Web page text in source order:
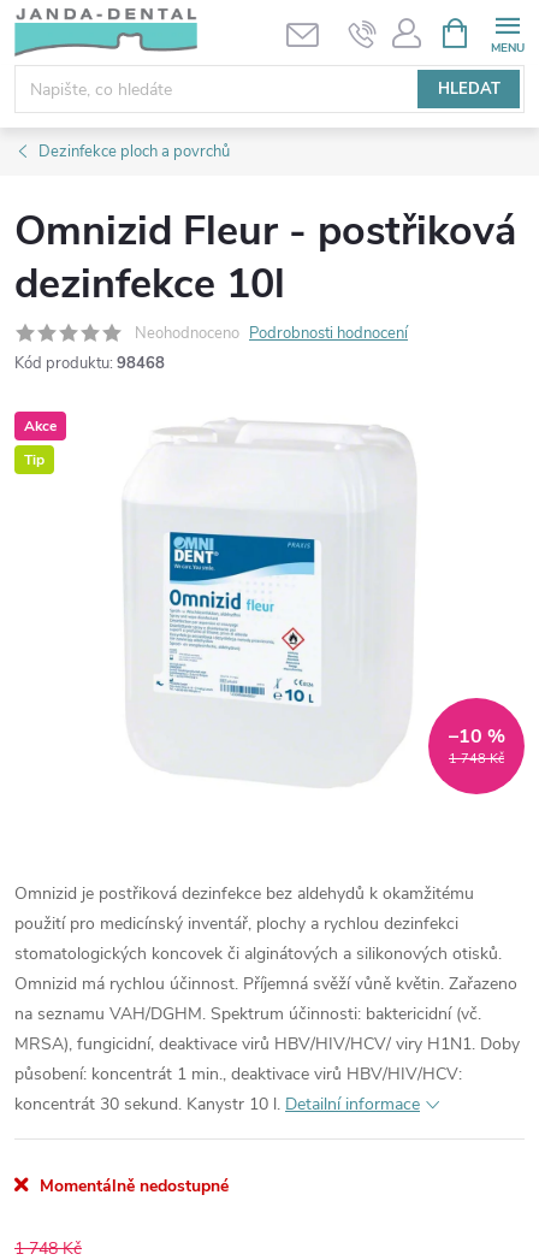
Přejít
obsah
HLEDAT
NÁKUPNÍ
KOŠÍK
Dezinfekce ploch a povrchů
Omnizid Fleur - postřiková
dezinfekce 10l
Neohodnoceno Podrobnosti hodnocení
Kód produktu: 98468
Akce
Tip
1 748 Kč
–10 %
Omnizid je postřiková dezinfekce bez aldehydů k okamžitému
použití pro medicínský inventář, plochy a rychlou dezinfekci
stomatologických koncovek či alginátových a silikonových otisků.
Omnizid má rychlou účinnost. Příjemná svěží vůně květin. Zařazeno
na seznamu VAH/DGHM. Spektrum účinnosti: baktericidní (vč.
MRSA), fungicidní, deaktivace virů HBV/HIV/HCV/ viry H1N1. Doby
působení: koncentrát 1 min., deaktivace virů HBV/HIV/HCV:
koncentrát 30 sekund. Kanystr 10 l. Detailní informace
Momentálně nedostupné
1 748 Kč